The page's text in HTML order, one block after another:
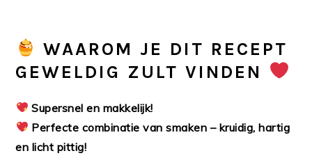
WAAROM JE DIT RECEPT
GEWELDIG ZULT VINDEN
Supersnel en makkelijk!
Perfecte combinatie van smaken – kruidig, hartig
en licht pittig!